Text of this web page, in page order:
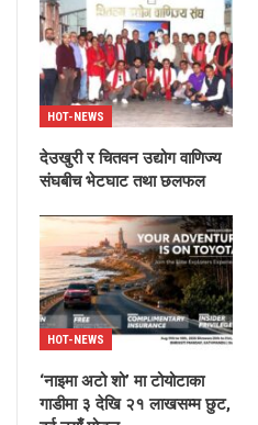
HOT-NEWS
देउखुरी र चितवन उद्योग वाणिज्य
संघबीच भेटघाट तथा छलफल
HOT-NEWS
‘नाइमा अटो शो’ मा टोयोटाका
गाडीमा ३ देखि २१ लाखसम्म छुट,